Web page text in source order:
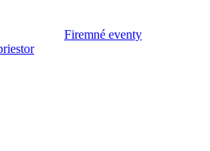
Firemné eventy